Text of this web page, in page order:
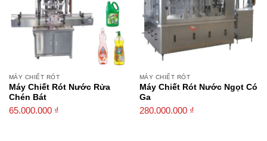
MÁY CHIẾT RÓT
Máy Chiết Rót Nước Rửa
Chén Bát
65.000.000 ₫
MÁY CHIẾT RÓT
Máy Chiết Rót Nước Ngọt Có
Ga
280.000.000 ₫